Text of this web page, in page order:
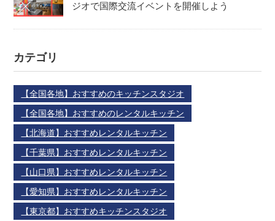
ジオで国際交流イベントを開催しよう
カテゴリ
【全国各地】おすすめのキッチンスタジオ
【全国各地】おすすめのレンタルキッチン
【北海道】おすすめレンタルキッチン
【千葉県】おすすめレンタルキッチン
【山口県】おすすめレンタルキッチン
【愛知県】おすすめレンタルキッチン
【東京都】おすすめキッチンスタジオ